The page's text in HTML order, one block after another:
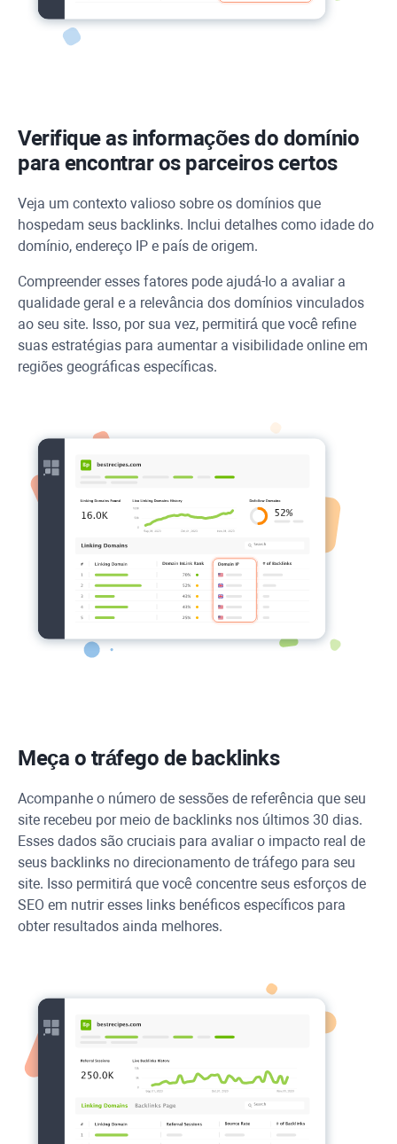
Verifique as informações do domínio
para encontrar os parceiros certos
Veja um contexto valioso sobre os domínios que
hospedam seus backlinks. Inclui detalhes como idade do
domínio, endereço IP e país de origem.
Compreender esses fatores pode ajudá-lo a avaliar a
qualidade geral e a relevância dos domínios vinculados
ao seu site. Isso, por sua vez, permitirá que você refine
suas estratégias para aumentar a visibilidade online em
regiões geográficas específicas.
Meça o tráfego de backlinks
Acompanhe o número de sessões de referência que seu
site recebeu por meio de backlinks nos últimos 30 dias.
Esses dados são cruciais para avaliar o impacto real de
seus backlinks no direcionamento de tráfego para seu
site. Isso permitirá que você concentre seus esforços de
SEO em nutrir esses links benéficos específicos para
obter resultados ainda melhores.